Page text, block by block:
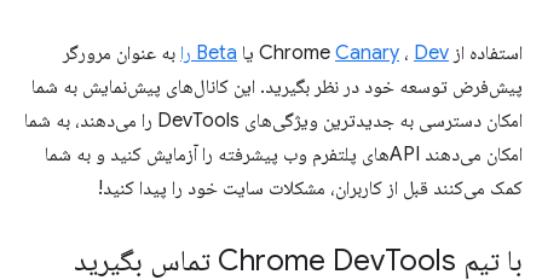
استفاده از Chrome Canary ، Dev یا Beta را
به عنوان مرورگر
پیش‌فرض توسعه خود در نظر بگیرید. این کانال‌های پیش‌نمایش به شما
امکان دسترسی به جدیدترین ویژگی‌های DevTools را می‌دهند، به شما
امکان می‌دهند APIهای پلتفرم وب پیشرفته را آزمایش کنید و به شما
کمک می‌کنند قبل از کاربران، مشکلات سایت خود را پیدا کنید!
با تیم Chrome Dev Tools تماس بگیرید